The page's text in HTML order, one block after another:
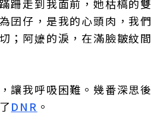
跚走到我面前，她枯槁的
囝仔，是我的心頭肉，我
；阿嬷的淚，在滿臉皺紋
讓我呼吸困難。幾番深思
DNR 。